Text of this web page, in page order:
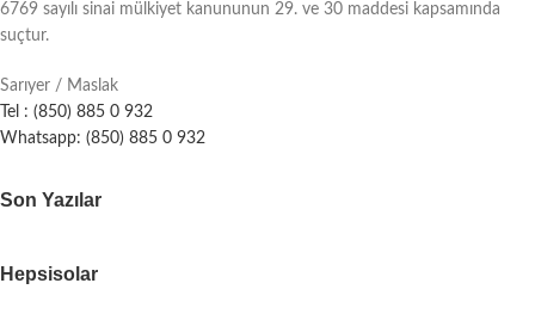
6769 sayılı sinai mülkiyet kanununun 29. ve 30 maddesi kapsamında
suçtur.
Sarıyer / Maslak
Tel : (850) 885 0 932
Whatsapp: (850) 885 0 932
Son Yazılar
Hepsisolar